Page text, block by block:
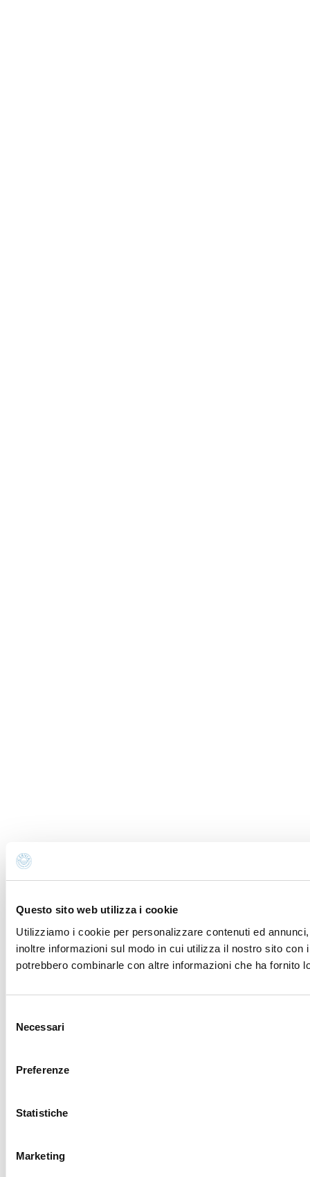
Questo sito web utilizza i cookie
Utilizziamo i cookie per personalizzare contenuti ed
inoltre informazioni sul modo in cui utilizza il nostro sito
potrebbero combinarle con altre informazioni che ha fornito
delNecessari
Preferenze
Statistiche
Marketing